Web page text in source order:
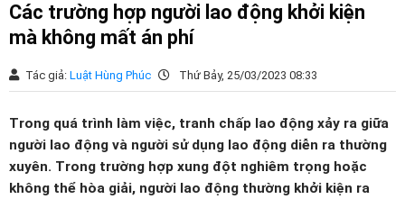
Các trường hợp người lao động khởi kiện
mà không mất án phí
Tác giả: Luật Hùng Phúc Thứ Bảy, 25/03/2023 08:33
Trong quá trình làm việc, tranh chấp lao động xảy ra giữa
người lao động và người sử dụng lao động diễn ra thường
xuyên. Trong trường hợp xung đột nghiêm trọng hoặc
không thể hòa giải, người lao động thường khởi kiện ra